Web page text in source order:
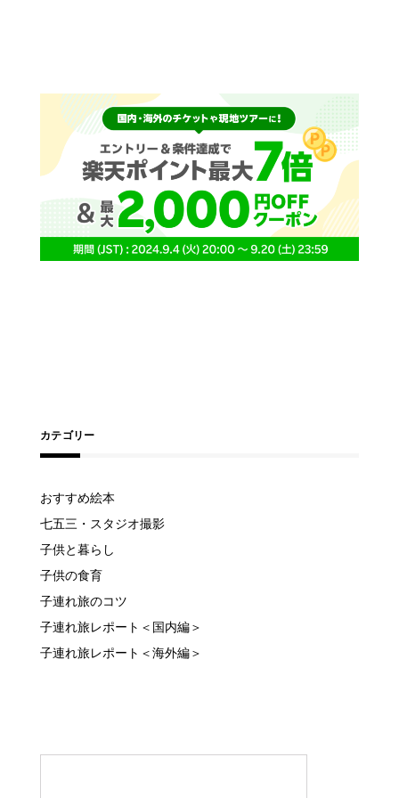
おすすめ絵本
七五三・スタジオ撮影
子供と暮らし
子供の食育
子連れ旅のコツ
子連れ旅レポート＜国内編＞